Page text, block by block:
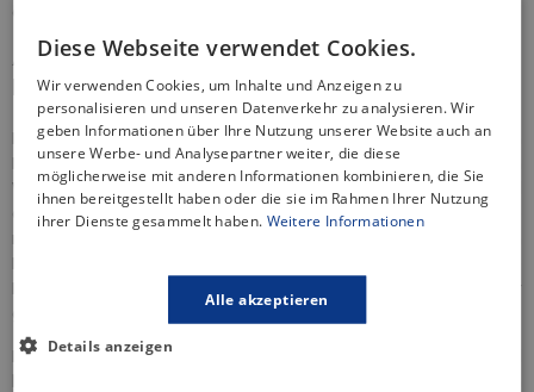
Arten von Duscharmaturen – Für jedes
Badezimmer die passende Lösung
Duscharmaturen spielen eine zentrale Rolle in jedem
Badezimmer, da sie nicht nur die Wassertemperatur und den
Wasserdurchfluss regulieren, sondern auch das Design und
die Funktionalität der Dusche erheblich beeinflussen. Je
nach Bedarf, Stil und Funktionalität gibt es eine Vielzahl von
Duscharmatur
Einhebelarmaturen sind äußerst praktisch und
Diese Webseite verwendet Cookies.
Wir verwenden Cookies, um Inhalte und Anzeigen zu
personalisieren und unseren Datenverkehr zu analysieren. Wir
geben Informationen über Ihre Nutzung unserer Website auch an
unsere Werbe- und Analysepartner weiter, die diese
möglicherweise mit anderen Informationen kombinieren, die Sie
ihnen bereitgestellt haben oder die sie im Rahmen Ihrer Nutzung
ihrer Dienste gesammelt haben. Weitere Informationen
Alle akzeptieren
Details anzeigen